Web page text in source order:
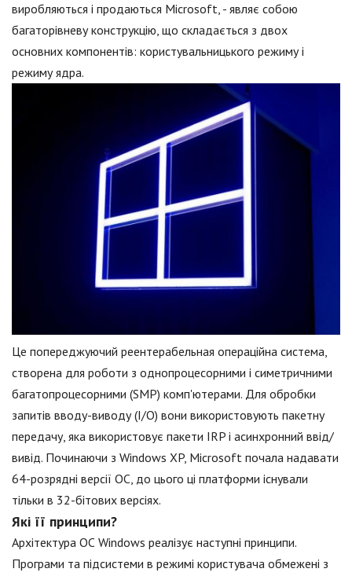
виробляються і продаються Microsoft, - являє собою
багаторівневу конструкцію, що складається з двох
основних компонентів: користувальницького режиму і
режиму ядра.
Це попереджуючий реентерабельная операційна система,
створена для роботи з однопроцесорними і симетричними
багатопроцесорними (SMP) комп'ютерами. Для обробки
запитів вводу-виводу (I/O) вони використовують пакетну
передачу, яка використовує пакети IRP і асинхронний ввід/
вивід. Починаючи з Windows XP, Microsoft почала надавати
64-розрядні версії ОС, до цього ці платформи існували
тільки в 32-бітових версіях.
Які її принципи?
Архітектура ОС Windows реалізує наступні принципи.
Програми та підсистеми в режимі користувача обмежені з